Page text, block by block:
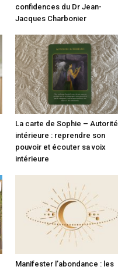
confidences du Dr Jean-
Jacques Charbonier
La carte de Sophie – Autorité
intérieure : reprendre son
pouvoir et écouter sa voix
intérieure
Manifester l’abondance : les